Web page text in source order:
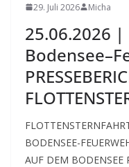
29. Juli 2026 Micha
25.06.2026
BODENSEE-
AUF DEM